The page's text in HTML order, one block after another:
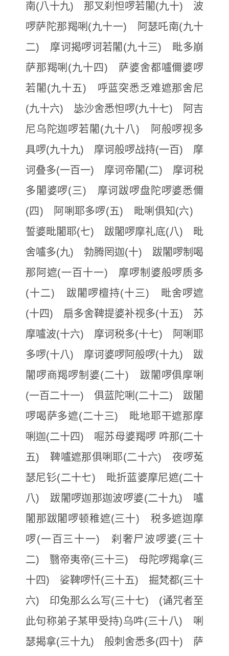
南(八十九) 那叉刹怛啰若闍(九十) 波
啰萨陀那羯唎(九十一) 阿瑟吒南(九十
二) 摩诃揭啰诃若闍(九十三) 毗多崩
萨那羯唎(九十四) 萨婆舍都嚧儞婆啰
若闍(九十五) 呼蓝突悉乏难遮那舍尼
(九十六) 毖沙舍悉怛啰(九十七) 阿吉
尼乌陀迦啰若闍(九十八) 阿般啰视多
具啰(九十九) 摩诃般啰战持(一百) 摩
诃叠多(一百一) 摩诃帝闍(二) 摩诃税
多闍婆啰(三) 摩诃跋啰盘陀啰婆悉儞
(四) 阿唎耶多啰(五) 毗唎俱知(六)
誓婆毗闍耶(七) 跋闍啰摩礼底(八) 毗
舍嚧多(九) 勃腾罔迦(十) 跋闍啰制喝
那阿遮(一百十一) 摩啰制婆般啰质多
(十二) 跋闍啰檀持(十三) 毗舍啰遮
(十四) 扇多舍鞞提婆补视多(十五) 苏
摩嚧波(十六) 摩诃税多(十七) 阿唎耶
多啰(十八) 摩诃婆啰阿般啰(十九) 跋
闍啰商羯啰制婆(二十) 跋闍啰俱摩唎
(一百二十一) 俱蓝陀唎(二十二) 跋闍
啰喝萨多遮(二十三) 毗地耶干遮那摩
唎迦(二十四) 啒苏母婆羯啰 吽那(二十
五) 鞞嚧遮那俱唎耶(二十六) 夜啰菟
瑟尼钐(二十七) 毗折蓝婆摩尼遮(二十
八) 跋闍啰迦那迦波啰婆(二十九) 嚧
闍那跋闍啰顿稚遮(三十) 税多遮迦摩
啰(一百三十一) 刹奢尸波啰婆(三十
二) 翳帝夷帝(三十三) 母陀啰羯拿(三
十四) 娑鞞啰忏(三十五) 掘梵都(三十
六) 印兔那么么写(三十七) (诵咒者至
此句称弟子某甲受持)乌吽(三十八) 唎
瑟揭拿(三十九) 般刺舍悉多(四十) 萨